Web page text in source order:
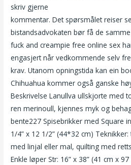
skriv gjerne
kommentar. Det spørsmålet reiser
bistandsadvokaten bør få de
fuck and creampie free online sex
engasjert når vedkommende selv
krav. Utanom opningstida kan ein
Chihuahua kommer også ganske
Beskrivelse Lanullva ullskjorte med
ren merinoull, kjennes myk og
bente227 Spisebrikker med Square
1/4” x 12 1/2” (44*32 cm)
med linjal eller mal, quilting med
Enkle løper Str: 16” x 38” (41 cm x